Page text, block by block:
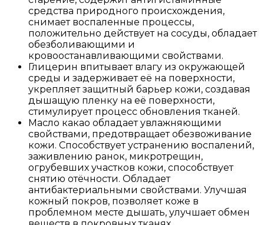
средства природного происхождения,
снимает воспаленные процессы,
положительно действует на сосуды, обладает
обезболивающими и
кровоостанавливающими свойствами.
Глицерин впитывает влагу из окружающей
среды и задерживает её на поверхности,
укрепляет защитный барьер кожи, создавая
дышащую пленку на её поверхности,
стимулирует процесс обновления тканей.
Масло какао обладает увлажняющими
свойствами, предотвращает обезвоживание
кожи. Способствует устранению воспалений,
заживлению ранок, микротрещин,
огрубевших участков кожи, способствует
снятию отёчности. Обладает
антибактериальными свойствами. Улучшая
кожный покров, позволяет коже в
проблемном месте дышать, улучшает обмен